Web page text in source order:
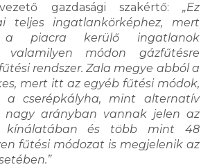
gazdasági szakértő: „Ez
teljes ingatlankörképhez, mert
a piacra kerülő ingatlanok
valamilyen módon gázfűtésre
rendszer. Zala megye abból a
mert itt az egyéb fűtési módok,
a cserépkályha, mint alternatív
nagy arányban vannak jelen az
kínálatában és több mint 48
fűtési módozat is megjelenik az